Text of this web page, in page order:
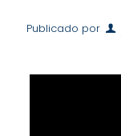
Publicado por